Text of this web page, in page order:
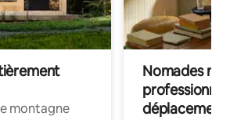
montagne
Nomades
déplacement